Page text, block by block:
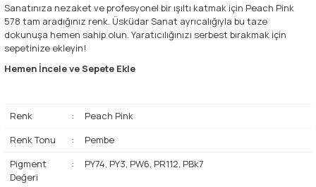
Sanatınıza nezaket ve profesyonel bir ışıltı katmak için Peach Pink
578 tam aradığınız renk. Üsküdar Sanat ayrıcalığıyla bu taze
dokunuşa hemen sahip olun. Yaratıcılığınızı serbest bırakmak için
sepetinize ekleyin!
Hemen İncele ve Sepete Ekle
Renk :
Peach Pink
Renk Tonu
:
Pembe
Pigment
Değeri
: PY74, PY3, PW6, PR112, PBk7